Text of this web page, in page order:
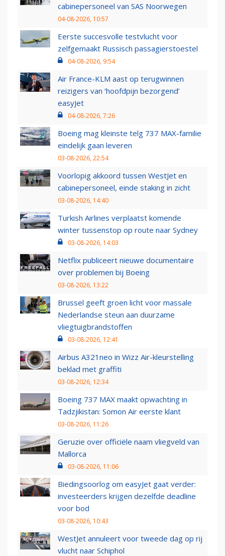
cabinepersoneel van SAS Noorwegen
04-08-2026, 10:57
Eerste succesvolle testvlucht voor
zelfgemaakt Russisch passagierstoestel
04-08-2026, 9:54
Air France-KLM aast op terugwinnen
reizigers van ‘hoofdpijn bezorgend’
easyJet
04-08-2026, 7:26
Boeing mag kleinste telg 737 MAX-familie
eindelijk gaan leveren
03-08-2026, 22:54
Voorlopig akkoord tussen WestJet en
cabinepersoneel, einde staking in zicht
03-08-2026, 14:40
Turkish Airlines verplaatst komende
winter tussenstop op route naar Sydney
03-08-2026, 14:03
Netflix publiceert nieuwe documentaire
over problemen bij Boeing
03-08-2026, 13:22
Brussel geeft groen licht voor massale
Nederlandse steun aan duurzame
vliegtuigbrandstoffen
03-08-2026, 12:41
Airbus A321neo in Wizz Air-kleurstelling
beklad met graffiti
03-08-2026, 12:34
Boeing 737 MAX maakt opwachting in
Tadzjikistan: Somon Air eerste klant
03-08-2026, 11:26
Geruzie over officiële naam vliegveld van
Mallorca
03-08-2026, 11:06
Biedingsoorlog om easyJet gaat verder:
investeerders krijgen dezelfde deadline
voor bod
03-08-2026, 10:43
WestJet annuleert voor tweede dag op rij
vlucht naar Schiphol